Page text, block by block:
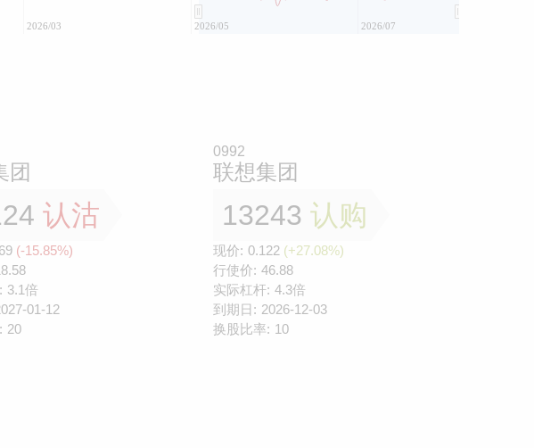
2026/03 2026/05 2026/07
团
认沽
(-15.85%)
3.1倍
01-12
20
0992
联想集团
13243 认购
现价: 0.122 (+27.08%)
行使价: 46.88
实际杠杆: 4.3倍
到期日: 2026-12-03
换股比率: 10